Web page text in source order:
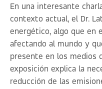
En una interesante
contexto actual, el Dr.
energético, algo que en
afectando al mundo y
presente en los medios
exposición explica la
reducción de las